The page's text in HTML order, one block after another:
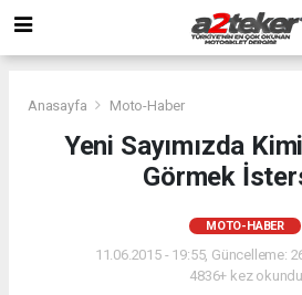
Anasayfa Moto-Haber
Yeni Sayımızda
Görmek
MOTO-HABER
11.06.2015 - 19:55, Güncelleme:
4836+ kez okundu.